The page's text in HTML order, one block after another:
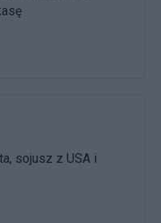
sojusz z USA i